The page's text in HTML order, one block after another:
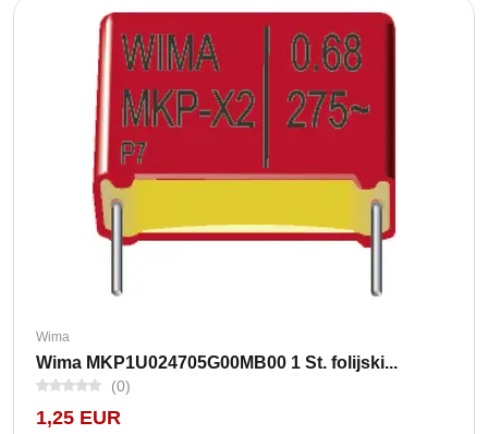
Wima
Wima MKP1U024705G00MB00 1 St. folijski...
(0)
1,25 EUR